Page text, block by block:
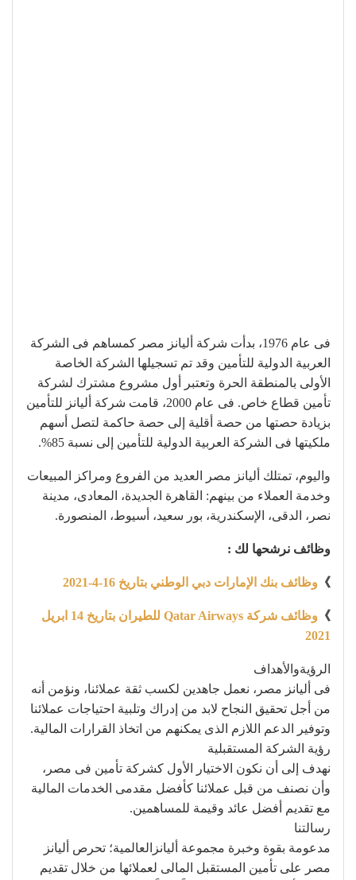
فى عام 1976، بدأت شركة أليانز مصر كمساهم فى الشركة
العربية الدولية للتأمين وقد تم تسجيلها الشركة الخاصة
الأولى بالمنطقة الحرة وتعتبر أول مشروع مشترك لشركة
تأمين قطاع خاص. فى عام 2000، قامت شركة أليانز للتأمين
بزيادة حصتها من حصة أقلية إلى حصة حاكمة لتصل أسهم
ملكيتها فى الشركة العربية الدولية للتأمين إلى نسبة 85%.
واليوم، تمتلك أليانز مصر العديد من الفروع ومراكز المبيعات
وخدمة العملاء من بينهم: القاهرة الجديدة، المعادى، مدينة
نصر، الدقى، الإسكندرية، بور سعيد، أسيوط، المنصورة.
وظائف نرشحها لك :
》 وظائف بنك الإمارات دبي الوطني بتاريخ 16-4-2021
》
وظائف شركة Qatar Airways للطيران بتاريخ 14 ابريل
2021
الرؤيةوالأهداف
فى أليانز مصر، نعمل جاهدين لكسب ثقة عملائنا، ونؤمن أنه
من أجل تحقيق النجاح لابد من إدراك وتلبية احتياجات عملائنا
وتوفير الدعم اللازم الذى يمكنهم من اتخاذ القرارات المالية.
رؤية الشركة المستقبلية
نهدف إلى أن نكون الاختيار الأول كشركة تأمين فى مصر،
وأن نصنف من قبل عملائنا كأفضل مقدمى الخدمات المالية
مع تقديم أفضل عائد وقيمة للمساهمين.
رسالتنا
مدعومة بقوة وخبرة مجموعة أليانزالعالمية؛ تحرص أليانز
مصر على تأمين المستقبل المالى لعملائها من خلال تقديم